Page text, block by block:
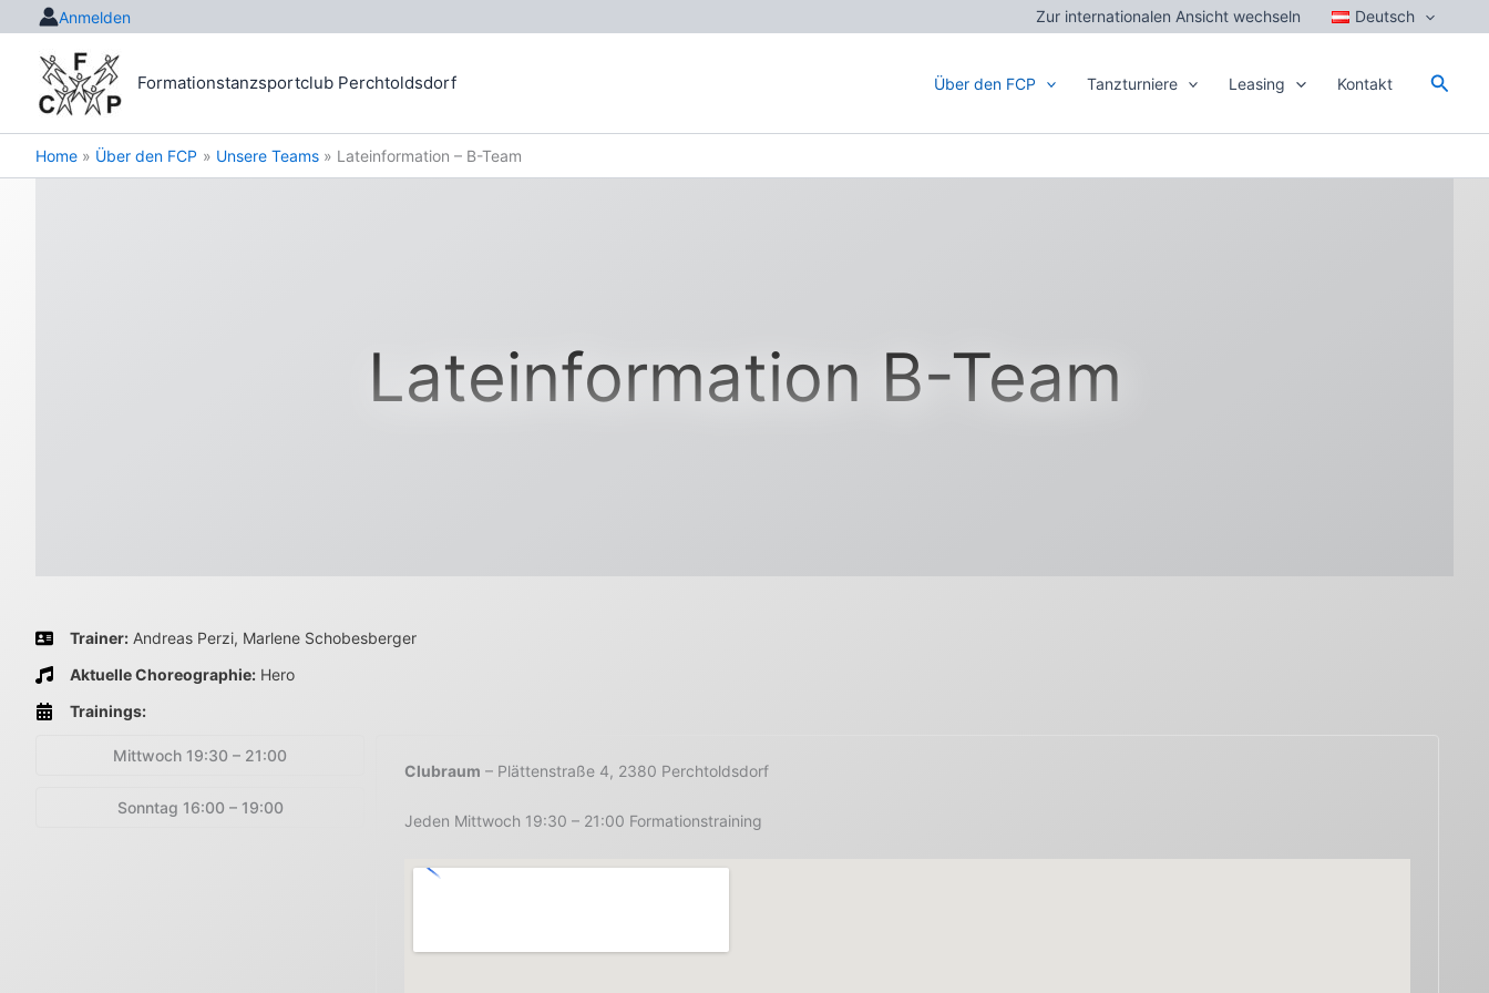
to
content
Anmelden Zur internationalen Ansicht wechseln Deutsch
Formationstanzsportclub Perchtoldsdorf Über den FCP Tanzturniere Leasing Kontakt
Home Über den FCP Unsere Teams Lateinformation – B-Team
Lateinformation B-Team
Trainer: Andreas Perzi, Marlene Schobesberger
Aktuelle Choreographie: Hero
Trainings:
Mittwoch 19:30 – 21:00
Sonntag 16:00 – 19:00
Clubraum – Plättenstraße 4, 2380 Perchtoldsdorf
Jeden Mittwoch 19:30 – 21:00 Formationstraining